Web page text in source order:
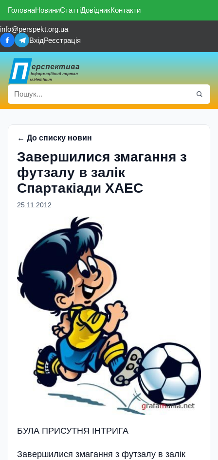
ГоловнаНовиниСтаттіДовідникКонтакти
info@perspekt.org.ua
ВхідРеєстрація
← До списку новин
Завершилися змагання з
футзалу в залік
Спартакіади ХАЕС
25.11.2012
БУЛА ПРИСУТНЯ ІНТРИГА
Завершилися змагання з футзалу в залік